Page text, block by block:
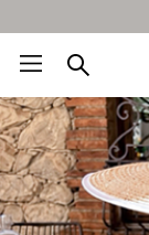
BEST100🤍 NEW5%